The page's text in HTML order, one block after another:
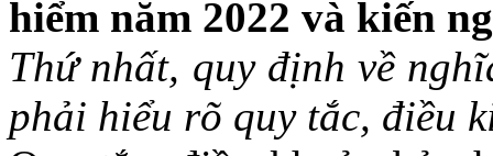
hiểm năm 2022 và kiến
Thứ nhất, quy định về
phải hiểu rõ quy tắc, điều